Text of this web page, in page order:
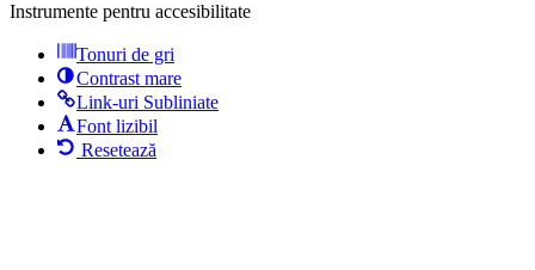
Instrumente pentru accesibilitate
Tonuri de gri
Contrast mare
Link-uri Subliniate
Font lizibil
Resetează